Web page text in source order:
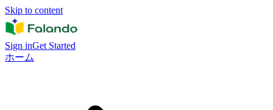
Skip to content
Sign inGet Started
ホーム